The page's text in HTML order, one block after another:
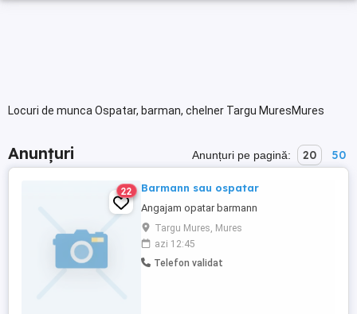
Locuri de munca Ospatar, barman, chelner Targu MuresMures
Anunțuri Anunțuri pe pagină: 20 50
22 Barmann sau ospatar
Angajam opatar barmann
Targu Mures, Mures
azi 12:45
Telefon validat